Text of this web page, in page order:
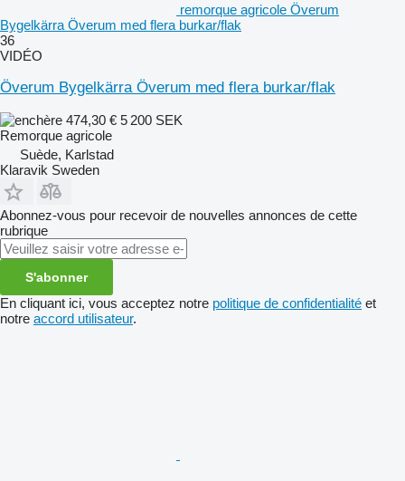
remorque agricole Överum
Bygelkärra Överum med flera burkar/flak
36
VIDÉO
Överum Bygelkärra Överum med flera burkar/flak
474,30 € 5 200 SEK
Remorque agricole
Suède, Karlstad
Klaravik Sweden
Abonnez-vous pour recevoir de nouvelles annonces de cette
rubrique
S'abonner
En cliquant ici, vous acceptez notre politique de confidentialité et
notre accord utilisateur.